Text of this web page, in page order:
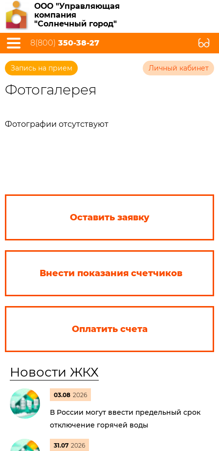
ООО "Управляющая
компания
"Солнечный город"
8(800) 350-38-27
Запись на прием Личный кабинет
Фотогалерея
Фотографии отсутствуют
Оставить заявку
Внести показания счетчиков
Оплатить счета
Новости ЖКХ
03.08 2026
В России могут ввести предельный срок
отключение горячей воды
31.07 2026